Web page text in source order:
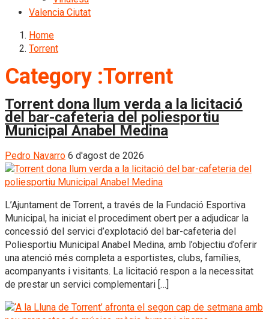
Valencia Ciutat
Home
Torrent
Category :Torrent
Torrent dona llum verda a la licitació
del bar-cafeteria del poliesportiu
Municipal Anabel Medina
Pedro Navarro 6 d'agost de 2026
L’Ajuntament de Torrent, a través de la Fundació Esportiva
Municipal, ha iniciat el procediment obert per a adjudicar la
concessió del servici d’explotació del bar-cafeteria del
Poliesportiu Municipal Anabel Medina, amb l’objectiu d’oferir
una atenció més completa a esportistes, clubs, famílies,
acompanyants i visitants. La licitació respon a la necessitat
de prestar un servici complementari […]